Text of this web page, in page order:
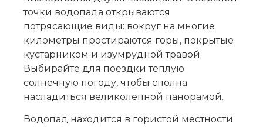
точки водопада открываются
потрясающие виды: вокруг на многие
километры простираются горы, покрытые
кустарником и изумрудной травой.
Выбирайте для поездки теплую
солнечную погоду, чтобы сполна
насладиться великолепной панорамой.
Водопад находится в гористой местности